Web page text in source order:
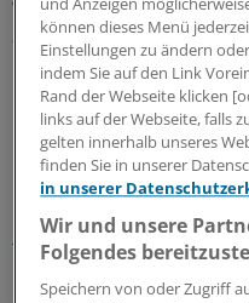
waren 60 Todesfälle auf
zurückzuführen – knapp
Durchschnitt der Jahre
Schlagworte:
Klima Klinik-Management
Ihr Newsletter zum
können dieses Menü
Einstellungen zu ändern
indem Sie auf den Link
Rand der Webseite klicken
links auf der Webseite, falls
gelten innerhalb unseres
finden Sie in unserer
in unserer
Wir und unsere
Folgendes
Speichern von oder Zugriff